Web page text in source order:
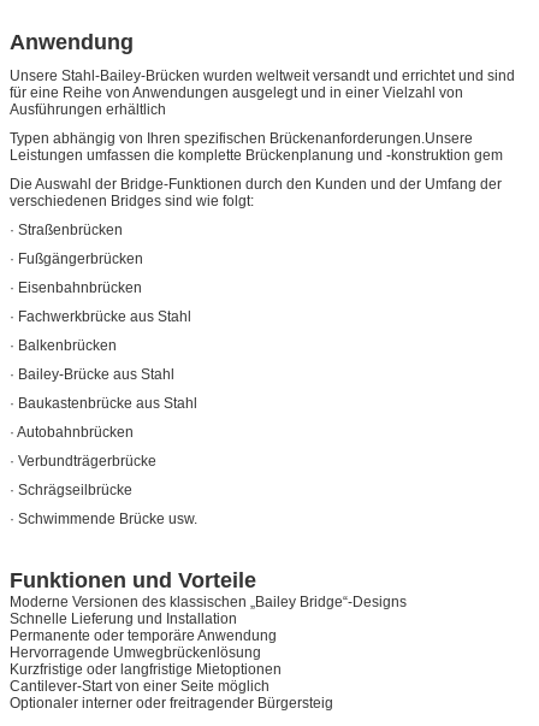
Anwendung
Unsere Stahl-Bailey-Brücken wurden weltweit versandt und errichtet und sind
für eine Reihe von Anwendungen ausgelegt und in einer Vielzahl von
Ausführungen erhältlich
Typen abhängig von Ihren spezifischen Brückenanforderungen.Unsere
Leistungen umfassen die komplette Brückenplanung und -konstruktion gem
Die Auswahl der Bridge-Funktionen durch den Kunden und der Umfang der
verschiedenen Bridges sind wie folgt:
· Straßenbrücken
· Fußgängerbrücken
· Eisenbahnbrücken
· Fachwerkbrücke aus Stahl
· Balkenbrücken
· Bailey-Brücke aus Stahl
· Baukastenbrücke aus Stahl
· Autobahnbrücken
· Verbundträgerbrücke
· Schrägseilbrücke
· Schwimmende Brücke usw.
Funktionen und Vorteile
Moderne Versionen des klassischen „Bailey Bridge“-Designs
Schnelle Lieferung und Installation
Permanente oder temporäre Anwendung
Hervorragende Umwegbrückenlösung
Kurzfristige oder langfristige Mietoptionen
Cantilever-Start von einer Seite möglich
Optionaler interner oder freitragender Bürgersteig